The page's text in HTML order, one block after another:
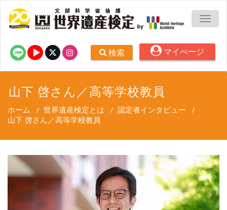
検索 マイぺージ
山下 啓さん／高等学校教員
ホーム / 世界遺産検定とは / 認定者インタビュー /
山下 啓さん／高等学校教員